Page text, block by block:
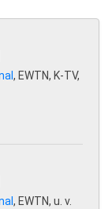
, EWTN, K-TV,
, EWTN, u. v.